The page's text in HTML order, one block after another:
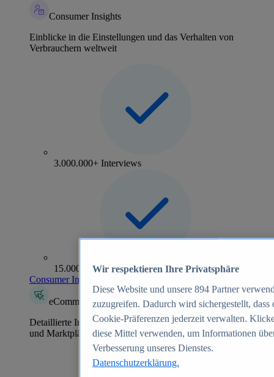
Consumer Insights
Einblicke in die Einstellungen und das Verhalten von
Verbrauchern weltweit
3.000.000+ Interviews
15.000+ Marken
Consumer Insights entdecken
eCommerce Insights
Detaillierte Informationen zu mehr als 39.000 Online-Shops
und Marktplätzen
Wir respektieren Ihre Privatsphäre
Diese Website und unsere 894 Partner
zuzugreifen. Dadurch wird sichergestellt,
Cookie-Präferenzen jederzeit verwalten.
diese Mittel verwenden, um Informationen
Verbesserung unseres Dienstes.
Datenschutzerklärung.